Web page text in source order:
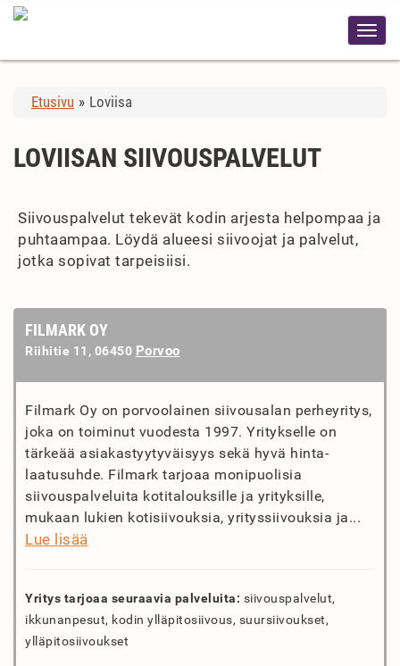
Etusivu » Loviisa
LOVIISAN SIIVOUSPALVELUT
Siivouspalvelut tekevät kodin arjesta helpompaa ja
puhtaampaa. Löydä alueesi siivoojat ja palvelut,
jotka sopivat tarpeisiisi.
FILMARK OY
Riihitie 11, 06450 Porvoo
Filmark Oy on porvoolainen siivousalan perheyritys,
joka on toiminut vuodesta 1997. Yritykselle on
tärkeää asiakastyytyväisyys sekä hyvä hinta-
laatusuhde. Filmark tarjoaa monipuolisia
siivouspalveluita kotitalouksille ja yrityksille,
mukaan lukien kotisiivouksia, yrityssiivouksia ja...
Lue lisää
Yritys tarjoaa seuraavia palveluita: siivouspalvelut,
ikkunanpesut, kodin ylläpitosiivous, suursiivoukset,
ylläpitosiivoukset